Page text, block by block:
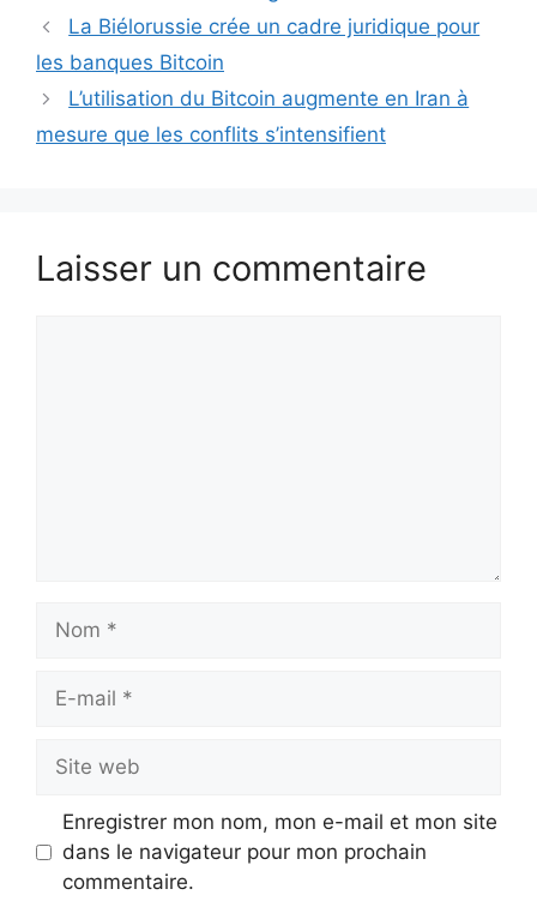
La Biélorussie crée un cadre juridique pour
les banques Bitcoin
L’utilisation du Bitcoin augmente en Iran à
mesure que les conflits s’intensifient
Laisser un commentaire
Nom
Site
web
Enregistrer mon nom, mon e-mail et mon site
dans le navigateur pour mon prochain
commentaire.